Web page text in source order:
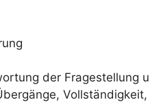
der Fragestellung